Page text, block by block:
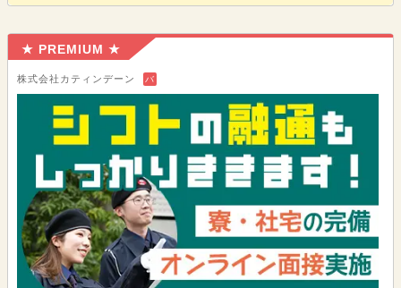
★ PREMIUM ★
株式会社カティンデーン バ